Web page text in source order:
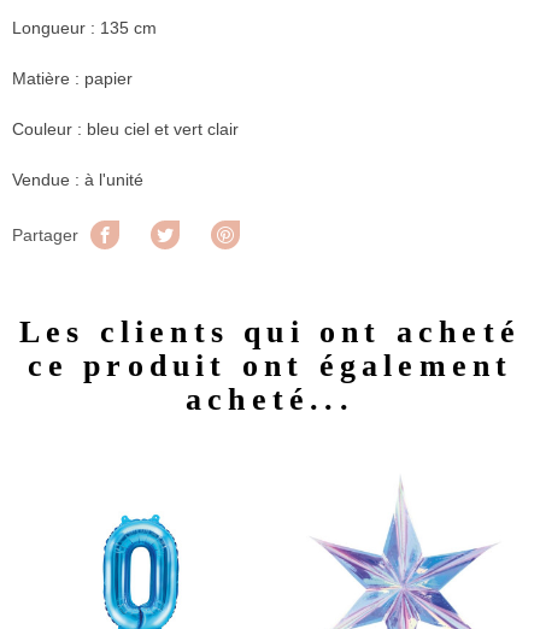
Longueur : 135 cm
Matière : papier
Couleur : bleu ciel et vert clair
Vendue : à l'unité
Partager Partager Tweet
Les clients qui ont acheté
ce produit ont également
acheté...